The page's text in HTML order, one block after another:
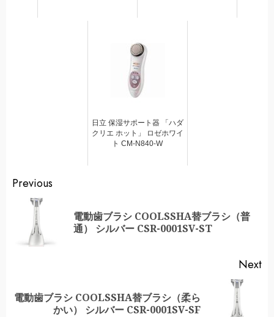
日立 保湿サポート器 「ハダ
クリエ ホット」 ロゼホワイ
ト CM-N840-W
Continue
Reading
Previous
電動歯ブラシ COOLSSHA替ブラシ（普
通） シルバー CSR-0001SV-ST
Next
Next
電動歯ブラシ COOLSSHA替ブラシ（柔ら
かい） シルバー CSR-0001SV-SF